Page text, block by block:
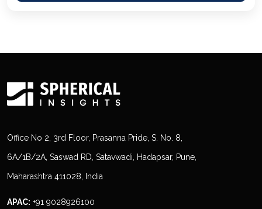
Office No 2, 3rd Floor, Prasanna Pride, S. No. 8,
6A/1B/2A, Saswad RD, Satavwadi, Hadapsar, Pune,
Maharashtra 411028, India
APAC: +91 9028926100